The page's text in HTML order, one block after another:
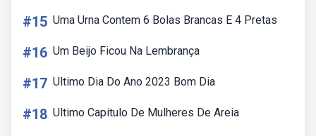
#15 Uma Urna Contem 6 Bolas Brancas E 4 Pretas
#16 Um Beijo Ficou Na Lembrança
#17 Ultimo Dia Do Ano 2023 Bom Dia
#18 Ultimo Capitulo De Mulheres De Areia